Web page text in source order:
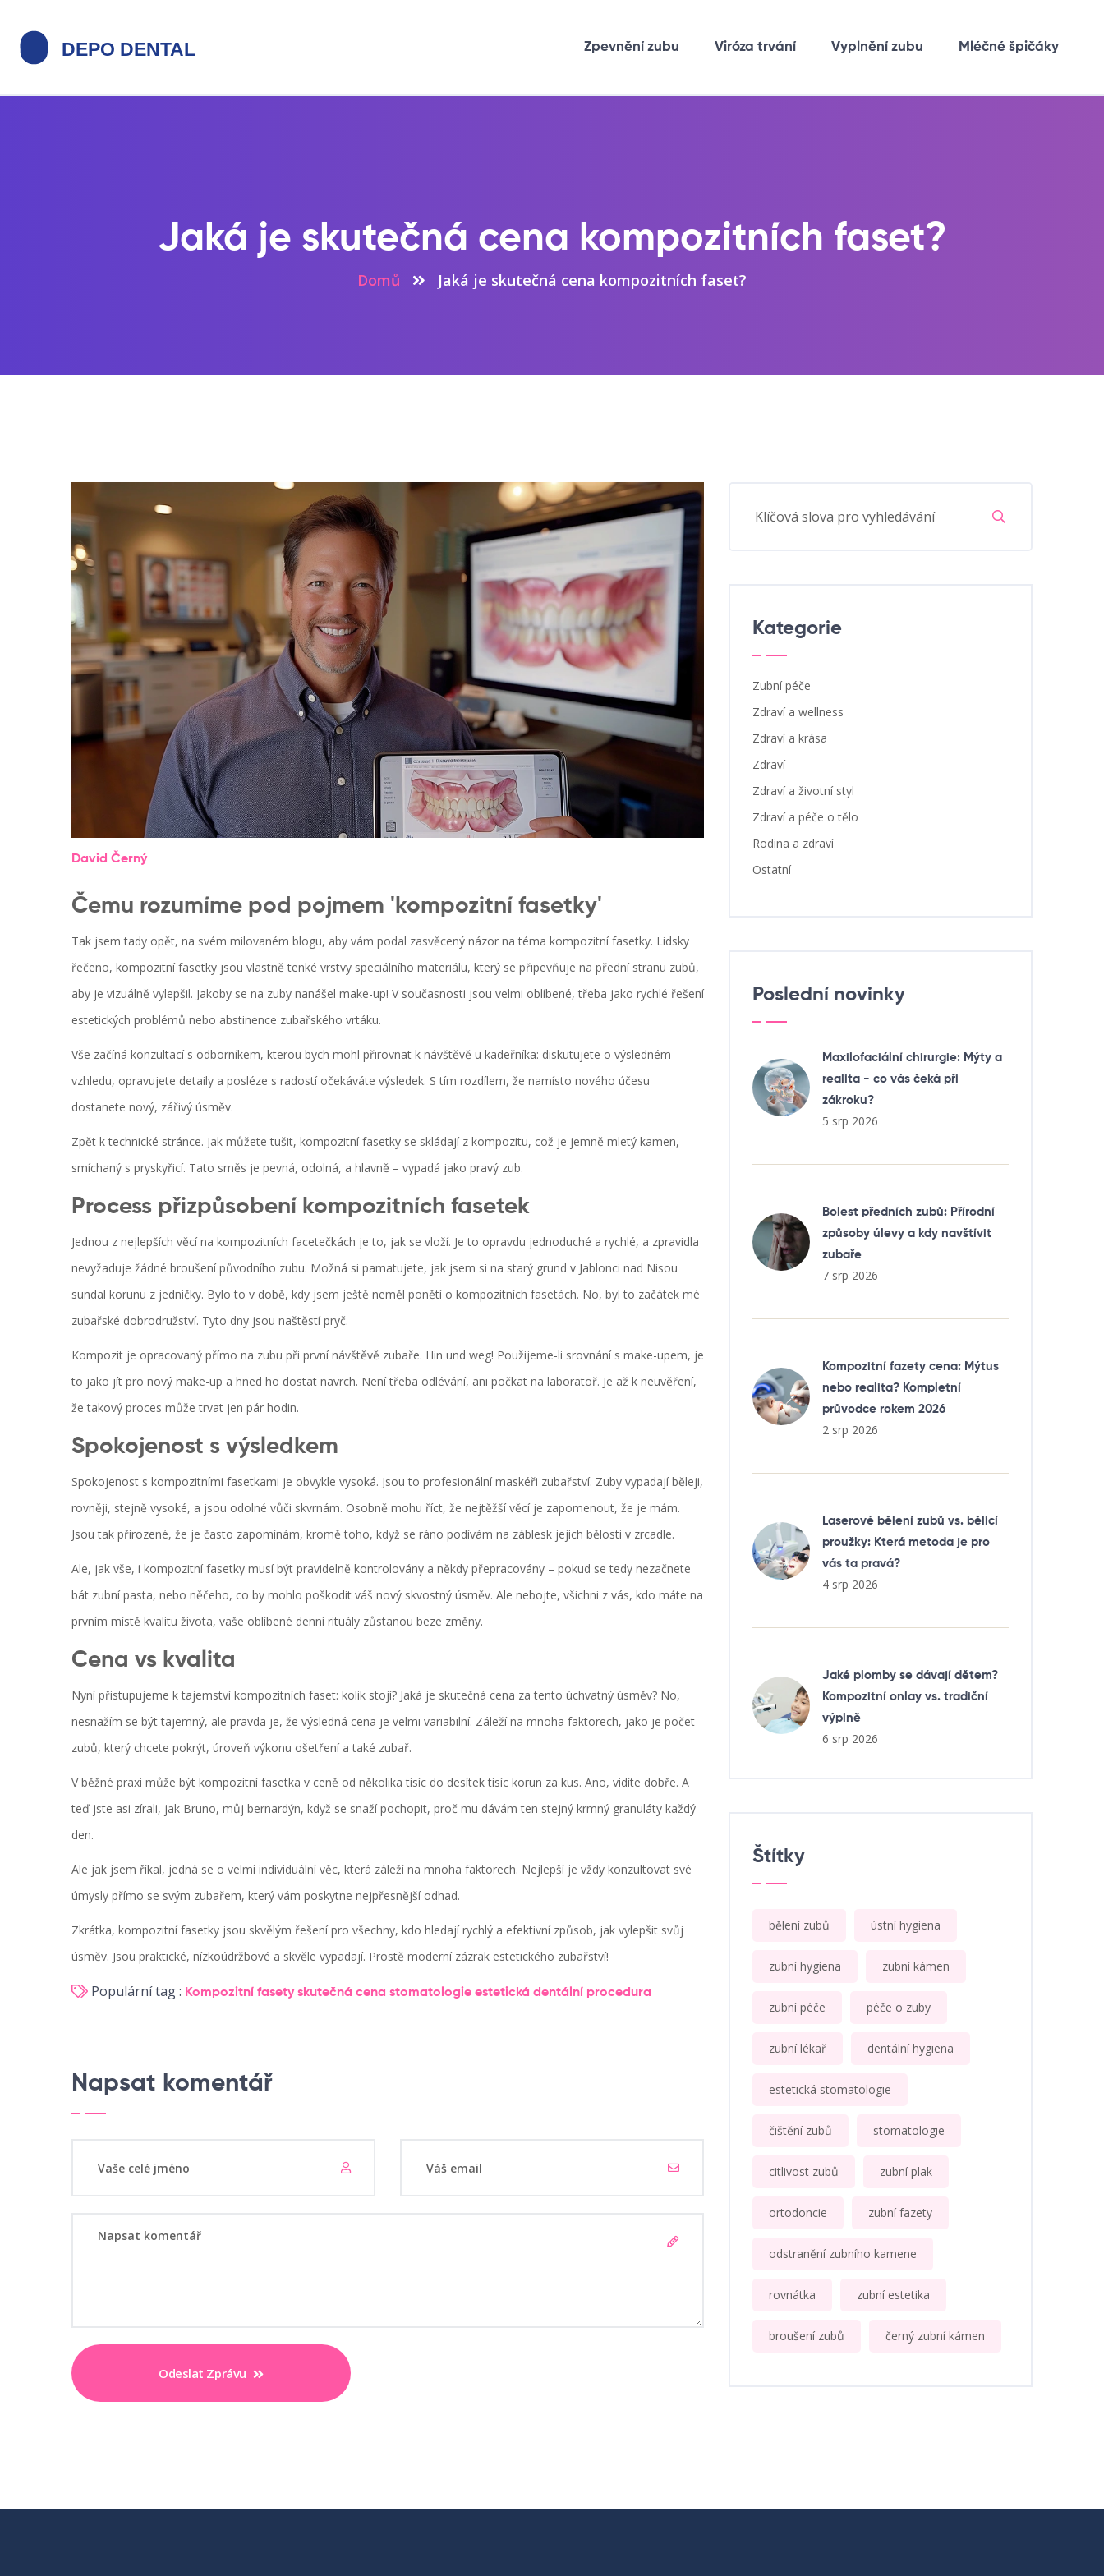
Zpevnění zubu Viróza trvání Vyplnění zubu Mléčné špičáky
Jaká je skutečná cena kompozitních faset?
Domů Jaká je skutečná cena kompozitních faset?
David Černý
Čemu rozumíme pod pojmem 'kompozitní fasetky'
Tak jsem tady opět, na svém milovaném blogu, aby vám podal zasvěcený názor na téma kompozitní fasetky. Lidsky
řečeno, kompozitní fasetky jsou vlastně tenké vrstvy speciálního materiálu, který se připevňuje na přední stranu zubů,
aby je vizuálně vylepšil. Jakoby se na zuby nanášel make-up! V současnosti jsou velmi oblíbené, třeba jako rychlé řešení
estetických problémů nebo abstinence zubařského vrtáku.
Vše začíná konzultací s odborníkem, kterou bych mohl přirovnat k návštěvě u kadeřníka: diskutujete o výsledném
vzhledu, opravujete detaily a posléze s radostí očekáváte výsledek. S tím rozdílem, že namísto nového účesu
dostanete nový, zářivý úsměv.
Zpět k technické stránce. Jak můžete tušit, kompozitní fasetky se skládají z kompozitu, což je jemně mletý kamen,
smíchaný s pryskyřicí. Tato směs je pevná, odolná, a hlavně – vypadá jako pravý zub.
Process přizpůsobení kompozitních fasetek
Jednou z nejlepších věcí na kompozitních facetečkách je to, jak se vloží. Je to opravdu jednoduché a rychlé, a zpravidla
nevyžaduje žádné broušení původního zubu. Možná si pamatujete, jak jsem si na starý grund v Jablonci nad Nisou
sundal korunu z jedničky. Bylo to v době, kdy jsem ještě neměl ponětí o kompozitních fasetách. No, byl to začátek mé
zubařské dobrodružství. Tyto dny jsou naštěstí pryč.
Kompozit je opracovaný přímo na zubu při první návštěvě zubaře. Hin und weg! Použijeme-li srovnání s make-upem, je
to jako jít pro nový make-up a hned ho dostat navrch. Není třeba odlévání, ani počkat na laboratoř. Je až k neuvěření,
že takový proces může trvat jen pár hodin.
Spokojenost s výsledkem
Spokojenost s kompozitními fasetkami je obvykle vysoká. Jsou to profesionální maskéři zubařství. Zuby vypadají běleji,
rovněji, stejně vysoké, a jsou odolné vůči skvrnám. Osobně mohu říct, že nejtěžší věcí je zapomenout, že je mám.
Jsou tak přirozené, že je často zapomínám, kromě toho, když se ráno podívám na záblesk jejich bělosti v zrcadle.
Ale, jak vše, i kompozitní fasetky musí být pravidelně kontrolovány a někdy přepracovány – pokud se tedy nezačnete
bát zubní pasta, nebo něčeho, co by mohlo poškodit váš nový skvostný úsměv. Ale nebojte, všichni z vás, kdo máte na
prvním místě kvalitu života, vaše oblíbené denní rituály zůstanou beze změny.
Cena vs kvalita
Nyní přistupujeme k tajemství kompozitních faset: kolik stojí? Jaká je skutečná cena za tento úchvatný úsměv? No,
nesnažím se být tajemný, ale pravda je, že výsledná cena je velmi variabilní. Záleží na mnoha faktorech, jako je počet
zubů, který chcete pokrýt, úroveň výkonu ošetření a také zubař.
V běžné praxi může být kompozitní fasetka v ceně od několika tisíc do desítek tisíc korun za kus. Ano, vidíte dobře. A
teď jste asi zírali, jak Bruno, můj bernardýn, když se snaží pochopit, proč mu dávám ten stejný krmný granuláty každý
den.
Ale jak jsem říkal, jedná se o velmi individuální věc, která záleží na mnoha faktorech. Nejlepší je vždy konzultovat své
úmysly přímo se svým zubařem, který vám poskytne nejpřesnější odhad.
Zkrátka, kompozitní fasetky jsou skvělým řešení pro všechny, kdo hledají rychlý a efektivní způsob, jak vylepšit svůj
úsměv. Jsou praktické, nízkoúdržbové a skvěle vypadají. Prostě moderní zázrak estetického zubařství!
Populární tag : Kompozitní fasety skutečná cena stomatologie estetická dentální procedura
Napsat komentář
Odeslat Zprávu
Kategorie
Zubní péče
Zdraví a wellness
Zdraví a krása
Zdraví
Zdraví a životní styl
Zdraví a péče o tělo
Rodina a zdraví
Ostatní
Poslední novinky
Maxilofaciální chirurgie: Mýty a
realita - co vás čeká při
zákroku?
5 srp 2026
Bolest předních zubů: Přírodní
způsoby úlevy a kdy navštívit
zubaře
7 srp 2026
Kompozitní fazety cena: Mýtus
nebo realita? Kompletní
průvodce rokem 2026
2 srp 2026
Laserové bělení zubů vs. bělicí
proužky: Která metoda je pro
vás ta pravá?
4 srp 2026
Jaké plomby se dávají dětem?
Kompozitní onlay vs. tradiční
výplně
6 srp 2026
Štítky
bělení zubů ústní hygiena
zubní hygiena zubní kámen
zubní péče péče o zuby
zubní lékař dentální hygiena
estetická stomatologie
čištění zubů stomatologie
citlivost zubů zubní plak
ortodoncie zubní fazety
odstranění zubního kamene
rovnátka zubní estetika
broušení zubů černý zubní kámen